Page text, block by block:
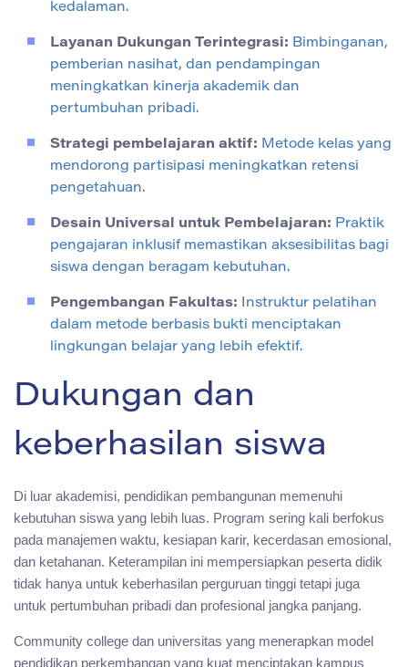
kedalaman.
Layanan Dukungan Terintegrasi: Bimbinganan,
pemberian nasihat, dan pendampingan
meningkatkan kinerja akademik dan
pertumbuhan pribadi.
Strategi pembelajaran aktif: Metode kelas yang
mendorong partisipasi meningkatkan retensi
pengetahuan.
Desain Universal untuk Pembelajaran: Praktik
pengajaran inklusif memastikan aksesibilitas bagi
siswa dengan beragam kebutuhan.
Pengembangan Fakultas: Instruktur pelatihan
dalam metode berbasis bukti menciptakan
lingkungan belajar yang lebih efektif.
Dukungan dan
keberhasilan siswa
Di luar akademisi, pendidikan pembangunan memenuhi
kebutuhan siswa yang lebih luas. Program sering kali berfokus
pada manajemen waktu, kesiapan karir, kecerdasan emosional,
dan ketahanan. Keterampilan ini mempersiapkan peserta didik
tidak hanya untuk keberhasilan perguruan tinggi tetapi juga
untuk pertumbuhan pribadi dan profesional jangka panjang.
Community college dan universitas yang menerapkan model
pendidikan perkembangan yang kuat menciptakan kampus